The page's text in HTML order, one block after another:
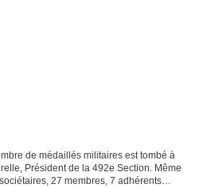
de médaillés militaires est tombé à
Président de la 492e Section. Même
27 membres, 7 adhérents